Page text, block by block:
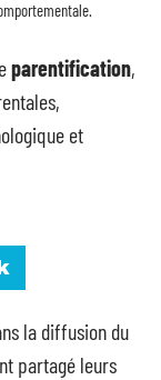
parentification,
et
la diffusion du
partagé leurs